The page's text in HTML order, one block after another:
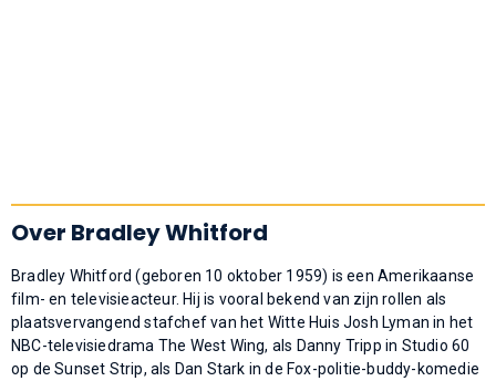
Over Bradley Whitford
Bradley Whitford (geboren 10 oktober 1959) is een Amerikaanse
film- en televisieacteur. Hij is vooral bekend van zijn rollen als
plaatsvervangend stafchef van het Witte Huis Josh Lyman in het
NBC-televisiedrama The West Wing, als Danny Tripp in Studio 60
op de Sunset Strip, als Dan Stark in de Fox-politie-buddy-komedie